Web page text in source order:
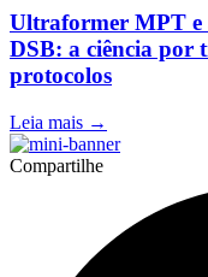
Ultraformer MPT e
DSB: a ciência por
protocolos
Leia mais →
Compartilhe